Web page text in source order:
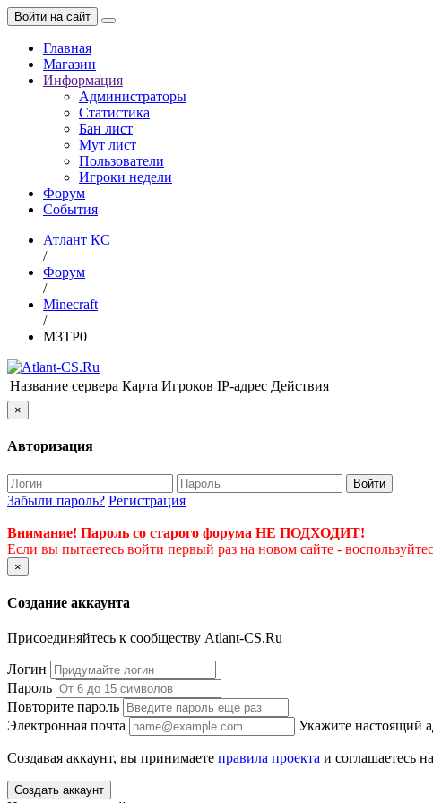
Войти на сайт
Главная
Магазин
Информация
Администраторы
Статистика
Бан лист
Мут лист
Пользователи
Игроки недели
Форум
События
Атлант КС
/
Форум
/
Minecraft
/
M3TP0
Название сервера Карта Игроков IP-адрес Действия
×
Авторизация
Войти
Забыли пароль? Регистрация
Внимание! Пароль со старого форума НЕ ПОДХОДИТ!
Если вы пытаетесь войти первый раз на новом сайте -
×
Создание аккаунта
Присоединяйтесь к сообществу Atlant-CS.Ru
Логин
Пароль
Повторите пароль
Электронная почта
Укажите настоящий
Создавая аккаунт, вы принимаете правила проекта и соглашаетесь
Создать аккаунт